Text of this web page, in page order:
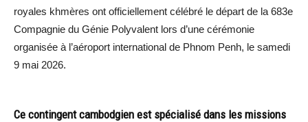
royales khmères ont officiellement célébré le départ de la 683e
Compagnie du Génie Polyvalent lors d’une cérémonie
organisée à l’aéroport international de Phnom Penh, le samedi
9 mai 2026.
Ce contingent cambodgien est spécialisé dans les missions